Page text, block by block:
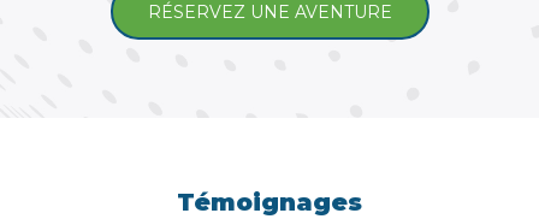
RÉSERVEZ UNE AVENTURE
Témoignages